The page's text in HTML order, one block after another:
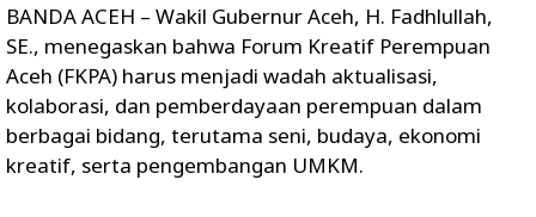
BANDA ACEH – Wakil Gubernur Aceh, H. Fadhlullah,
SE., menegaskan bahwa Forum Kreatif Perempuan
Aceh (FKPA) harus menjadi wadah aktualisasi,
kolaborasi, dan pemberdayaan perempuan dalam
berbagai bidang, terutama seni, budaya, ekonomi
kreatif, serta pengembangan UMKM.